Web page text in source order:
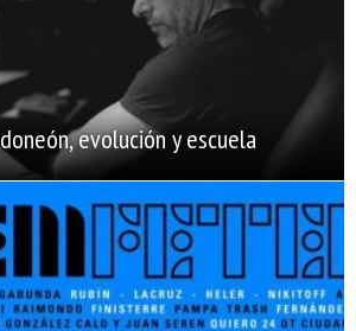
evolución y escuela